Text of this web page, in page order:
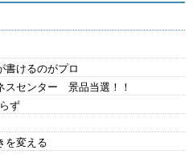
書けるのがプロ
センター 景品当選！！
ず
を変える